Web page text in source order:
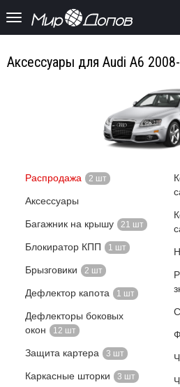
Аксессуары для Audi A6
Распродажа 2 шт
Аксессуары
Багажник на крышу 21 шт
Блокиратор КПП 1 шт
Брызговики 2 шт
Дефлектор капота 1 шт
Дефлекторы боковых
окон
12 шт
Защита картера 3 шт
Каркасные шторки 3 шт